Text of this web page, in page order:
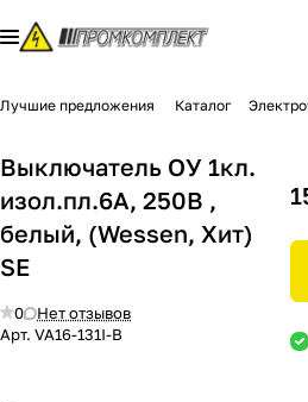
Лучшие предложения Каталог
Выключатель ОУ 1кл.
изол.пл.6А, 250В ,
белый, (Wessen, Хит)
SE
0
Нет отзывов
Арт. VA16-131I-B